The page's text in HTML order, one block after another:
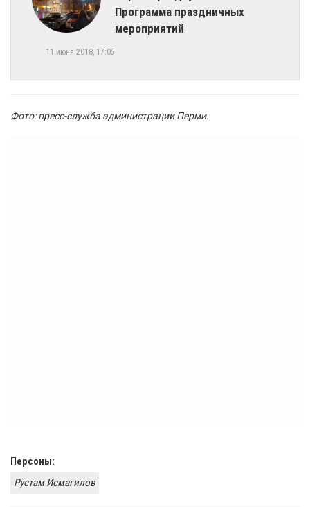
Программа праздничных
мероприятий
11 июня 2018, 17:05
Фото: пресс-служба администрации Перми.
Персоны:
Рустам Исмагилов